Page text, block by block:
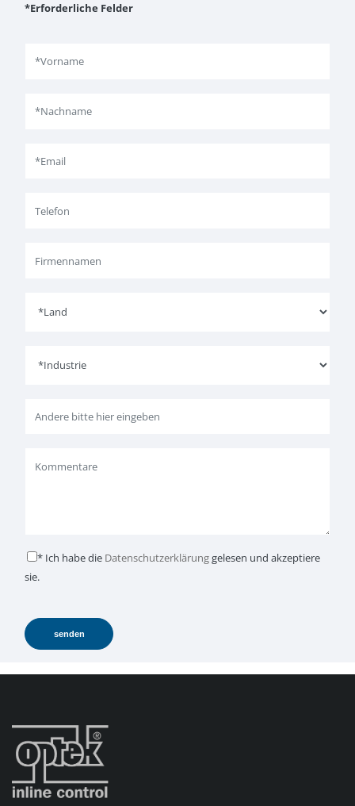
*Erforderliche Felder
* Ich habe die Datenschutzerklärunggelesen und akzeptiere
sie.